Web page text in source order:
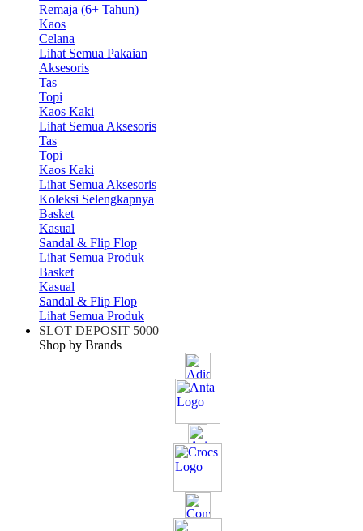
Remaja (6+ Tahun)
Kaos
Celana
Lihat Semua Pakaian
Aksesoris
Tas
Topi
Kaos Kaki
Lihat Semua Aksesoris
Tas
Topi
Kaos Kaki
Lihat Semua Aksesoris
Koleksi Selengkapnya
Basket
Kasual
Sandal & Flip Flop
Lihat Semua Produk
Basket
Kasual
Sandal & Flip Flop
Lihat Semua Produk
SLOT DEPOSIT 5000
Shop by Brands